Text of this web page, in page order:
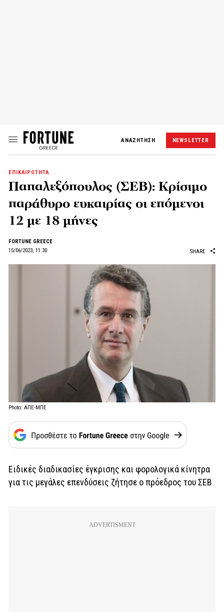
ΑΝΑΖΗΤΗΣΗ NEWSLETTER
ΕΠΙΚΑΙΡΟΤΗΤΑ
Παπαλεξόπουλος (ΣΕΒ): Κρίσιμο
παράθυρο ευκαιρίας οι επόμενοι
12 με 18 μήνες
FORTUNE GREECE
15/06/2023, 11:30
SHARE
Photo: ΑΠΕ-ΜΠΕ
Ειδικές διαδικασίες έγκρισης και φορολογικά κίνητρα
για τις μεγάλες επενδύσεις ζήτησε ο πρόεδρος του ΣΕΒ